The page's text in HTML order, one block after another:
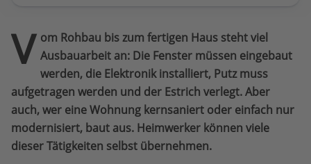
V om Rohbau bis zum fertigen Haus steht viel
Ausbauarbeit an: Die Fenster müssen eingebaut
werden, die Elektronik installiert, Putz muss
aufgetragen werden und der Estrich verlegt. Aber
auch, wer eine Wohnung kernsaniert oder einfach nur
modernisiert, baut aus. Heimwerker können viele
dieser Tätigkeiten selbst übernehmen.